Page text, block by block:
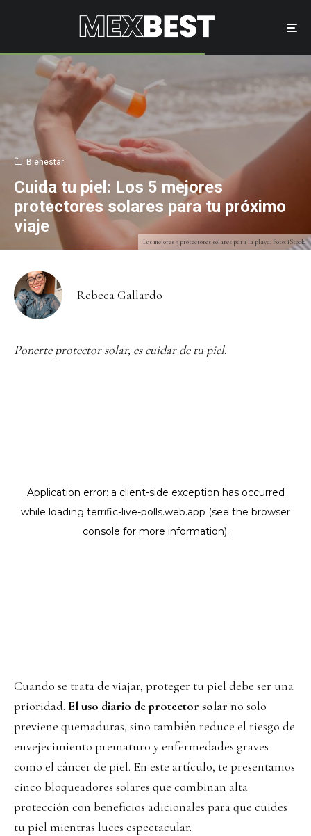
Los mejores 5 protectores solares para la playa. Foto: iStock.
Bienestar
Cuida tu piel: Los 5 mejores
protectores solares para tu próximo
viaje
Rebeca Gallardo
Ponerte protector solar, es cuidar de tu piel.
Cuando se trata de viajar, proteger tu piel debe ser una
prioridad. El uso diario de protector solar no solo
previene quemaduras, sino también reduce el riesgo de
envejecimiento prematuro y enfermedades graves
como el cáncer de piel. En este artículo, te presentamos
cinco bloqueadores solares que combinan alta
protección con beneficios adicionales para que cuides
tu piel mientras luces espectacular.